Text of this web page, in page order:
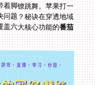
盖六大核心功能的番茄